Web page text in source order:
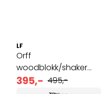
LF
Orff
woodblokk/shaker
G8-MO
395,- 495,-